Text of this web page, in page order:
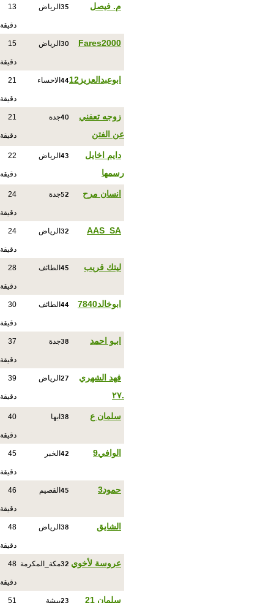
م. فيصل 35 الرياض 13
دقيقة
Fares2000
30 الرياض 15
دقيقة
ابوعبدالعزيز12 44 الاحساء 21
دقيقة
زوجه تعفني
عن الفتن
40جدة 21
دقيقة
دايم اخايل
رسمها
43 الرياض 22
دقيقة
انسان مرح 52جدة 24
دقيقة
AAS_SA
32 الرياض 24
دقيقة
ليتك قريب 45 الطائف 28
دقيقة
ابوخالد7840 44 الطائف 30
دقيقة
ابـو احمد 38جدة 37
دقيقة
فهد الشهري
.٢٧
27 الرياض 39
دقيقة
سلمان ع 38 ابها 40
دقيقة
الوافي9 42 الخبر 45
دقيقة
حمود3 45 القصيم 46
دقيقة
الشايق 38 الرياض 48
دقيقة
عروسة لأخوي 32مكة_المكرمة 48
دقيقة
سلمان 21 23بيشة 51